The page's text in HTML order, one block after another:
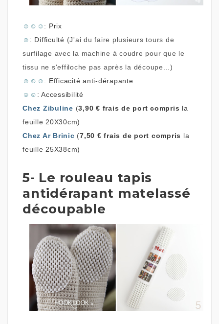
☺ ☺ ☺: Prix
☺ : Difficulté (J'ai du faire plusieurs tours de
surfilage avec la machine à coudre pour que le
tissu ne s'effiloche pas après la découpe...)
☺ ☺ ☺: Efficacité anti-dérapante
☺ ☺ : Accessibilité
Chez Zibuline (3,90 € frais de port compris la
feuille 20X30cm)
Chez Ar Brinic (7,50 € frais de port compris la
feuille 25X38cm)
5- Le rouleau tapis
antidérapant matelassé
découpable